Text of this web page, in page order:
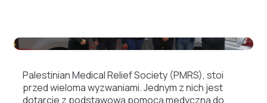
Palestinian Medical Relief Society (PMRS), stoi
przed wieloma wyzwaniami. Jednym z nich jest
dotarcie z podstawową pomocą medyczną do